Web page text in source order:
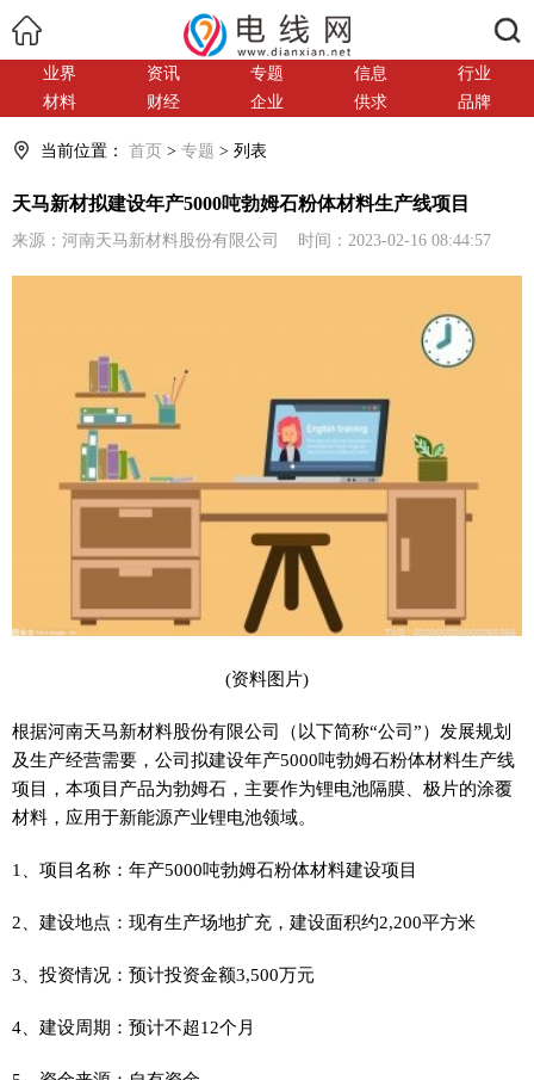
业界 资讯 专题 信息
行业
材料
财经 企业 供求 品牌
当前位置： 首页 > 专题 > 列表
天马新材拟建设年产5000吨勃姆石粉体材料生产线项目
来源：河南天马新材料股份有限公司 时间：2023-02-16 08:44:57
(资料图片)
根据河南天马新材料股份有限公司（以下简称“公司”）发展规划
及生产经营需要，公司拟建设年产5000吨勃姆石粉体材料生产线
项目，本项目产品为勃姆石，主要作为锂电池隔膜、极片的涂覆
材料，应用于新能源产业锂电池领域。
1、项目名称：年产5000吨勃姆石粉体材料建设项目
2、建设地点：现有生产场地扩充，建设面积约2,200平方米
3、投资情况：预计投资金额3,500万元
4、建设周期：预计不超12个月